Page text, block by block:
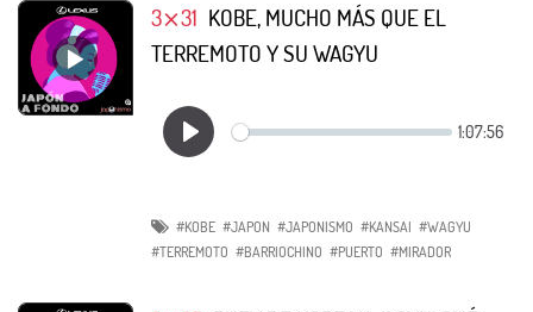
3⨯31 KOBE, MUCHO MÁS QUE EL
TERREMOTO Y SU WAGYU
#KOBE #JAPON #JAPONISMO #KANSAI #WAGYU
#TERREMOTO #BARRIOCHINO #PUERTO #MIRADOR